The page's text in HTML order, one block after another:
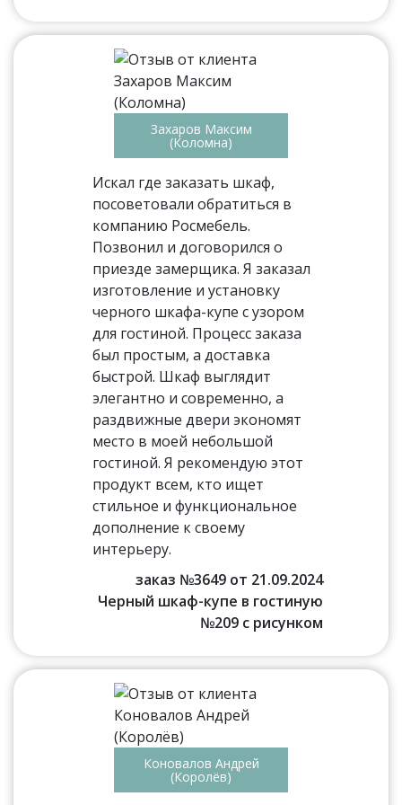
Захаров Максим
(Коломна)
Искал где заказать шкаф,
посоветовали обратиться в
компанию Росмебель.
Позвонил и договорился о
приезде замерщика. Я заказал
изготовление и установку
черного шкафа-купе с узором
для гостиной. Процесс заказа
был простым, а доставка
быстрой. Шкаф выглядит
элегантно и современно, а
раздвижные двери экономят
место в моей небольшой
гостиной. Я рекомендую этот
продукт всем, кто ищет
стильное и функциональное
дополнение к своему
интерьеру.
заказ №3649 от 21.09.2024
Черный шкаф-купе в гостиную
№209 с рисунком
Коновалов Андрей
(Королёв)